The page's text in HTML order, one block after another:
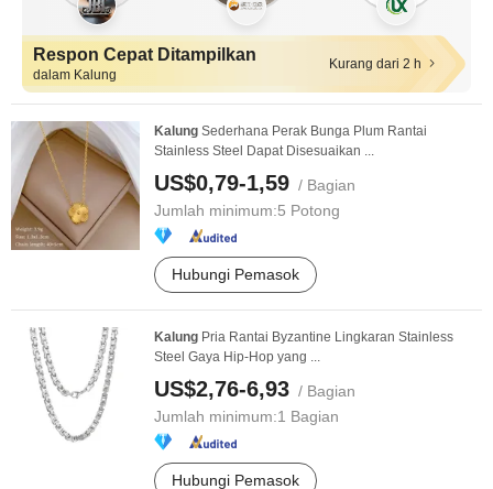
Respon Cepat Ditampilkan
dalam Kalung
Kurang dari 2 h
Kalung Sederhana Perak Bunga Plum Rantai
Stainless Steel Dapat Disesuaikan ...
US$0,79-1,59 / Bagian
Jumlah minimum:5 Potong
Hubungi Pemasok
Kalung Pria Rantai Byzantine Lingkaran Stainless
Steel Gaya Hip-Hop yang ...
US$2,76-6,93 / Bagian
Jumlah minimum:1 Bagian
Hubungi Pemasok